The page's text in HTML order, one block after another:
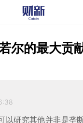
尔的最大贡
以研究其他并非是垄